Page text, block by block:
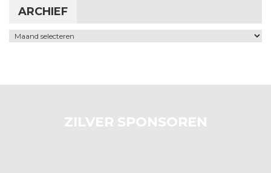
ARCHIEF
Archief
ZILVER SPONSOREN